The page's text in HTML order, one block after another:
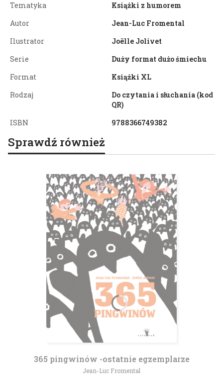
Tematyka
Książki z humorem
Autor
Jean-Luc Fromental
Ilustrator
Joëlle Jolivet
Serie
Duży format dużo śmiechu
Format
Książki XL
Rodzaj
Do czytania i słuchania (kod
QR)
ISBN
9788366749382
Sprawdź również
365 pingwinów -ostatnie egzemplarze
Producent
Jean-Luc Fromental